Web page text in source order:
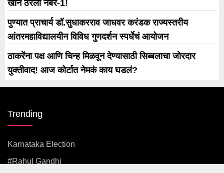
खान ठरला नंबर-1!
पुण्यात प्राचार्य डॉ.सुधाकरराव जाधवर करंडक राज्यस्तरीय
आंतरमहाविद्यालयीन विविध गुणदर्शन स्पर्धेचं आयोजन
ठाकरेंना पक्ष आणि चिन्ह मिळवून देण्यासाठी सिब्बलाचा जोरदार
युक्तीवाद! आज कोर्टात नेमकं काय घडलं?
Trending
Karnataka Election
#rahul Gandhi